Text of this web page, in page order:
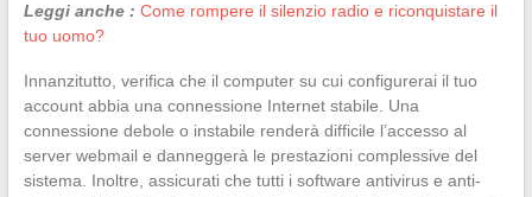
Leggi anche : Come rompere il silenzio radio e riconquistare il
tuo uomo?
Innanzitutto, verifica che il computer su cui configurerai il tuo
account abbia una connessione Internet stabile. Una
connessione debole o instabile renderà difficile l’accesso al
server webmail e danneggerà le prestazioni complessive del
sistema. Inoltre, assicurati che tutti i software antivirus e anti-